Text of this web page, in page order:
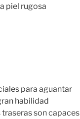
piel rugosa
para aguantar
habilidad
son capaces